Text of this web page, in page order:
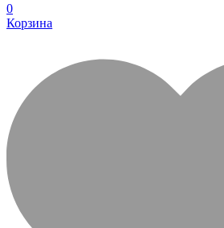
0
Корзина